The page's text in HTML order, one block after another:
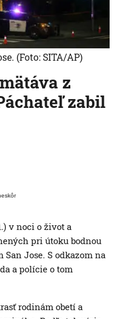
z
zabil
(Foto: SITA/AP)
v noci o život a
pri útoku bodnou
Jose. S odkazom na
a polície o tom
rodinám obetí a